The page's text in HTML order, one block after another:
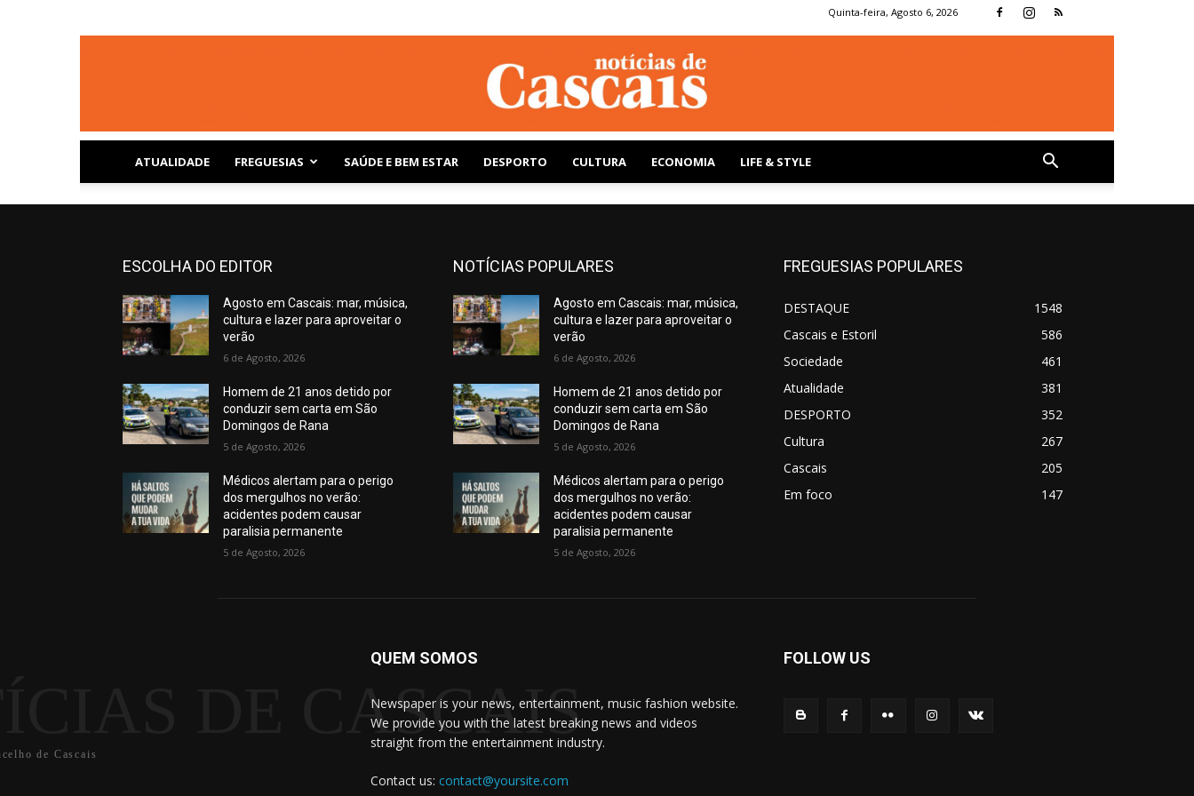
Quinta-feira, Agosto 6, 2026
Notícias
de
Cascais
ATUALIDADE FREGUESIAS SAÚDE E BEM ESTAR DESPORTO CULTURA ECONOMIA LIFE & STYLE
ESCOLHA DO EDITOR
Agosto em Cascais: mar, música,
cultura e lazer para aproveitar o
verão
6 de Agosto, 2026
Homem de 21 anos detido por
conduzir sem carta em São
Domingos de Rana
5 de Agosto, 2026
Médicos alertam para o perigo
dos mergulhos no verão:
acidentes podem causar
paralisia permanente
5 de Agosto, 2026
NOTÍCIAS POPULARES
Agosto em Cascais: mar, música,
cultura e lazer para aproveitar o
verão
6 de Agosto, 2026
Homem de 21 anos detido por
conduzir sem carta em São
Domingos de Rana
5 de Agosto, 2026
Médicos alertam para o perigo
dos mergulhos no verão:
acidentes podem causar
paralisia permanente
5 de Agosto, 2026
FREGUESIAS POPULARES
DESTAQUE
1548
Cascais e Estoril
586
Sociedade
461
Atualidade
381
DESPORTO
352
Cultura
267
Cascais
205
Em foco
147
DE CASCAIS
de Cascais
QUEM SOMOS
Newspaper is your news, entertainment, music fashion website.
We provide you with the latest breaking news and videos
straight from the entertainment industry.
Contact us: contact@yoursite.com
FOLLOW US